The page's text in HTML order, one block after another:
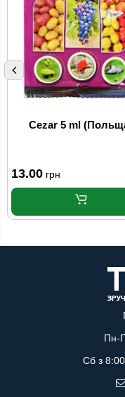
Cezar 5 ml
13.00 грн
Пн-
Сб з